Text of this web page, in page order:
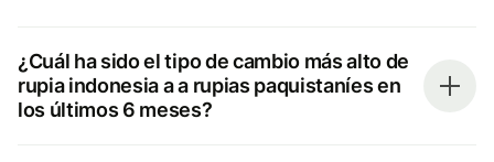
¿Cuál ha sido el tipo de cambio más alto de
rupia indonesia a a rupias paquistaníes en
los últimos 6 meses?